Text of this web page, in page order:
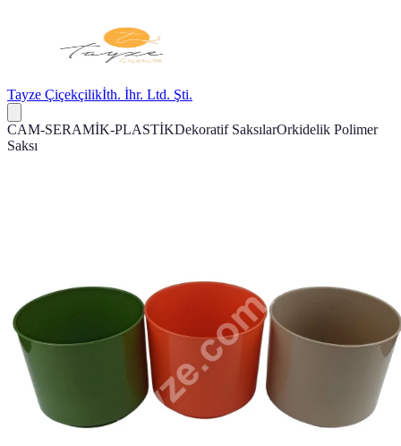
Tayze Çiçekçilikİth. İhr. Ltd. Şti.
CAM-SERAMİK-PLASTİKDekoratif SaksılarOrkidelik Polimer
Saksı